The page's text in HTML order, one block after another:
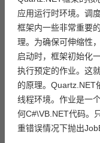
应用运行时环境。调
框架内一些非常重要
理。为确保可伸缩性
启动时，框架初始化
执行预定的作业。这
的原理。Quartz.NET
线程环境。作业是一
何C#\VB.NET代码。
重错误情况下抛出